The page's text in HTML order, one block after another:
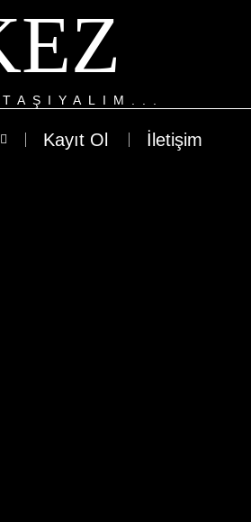
Kayıt Ol İletişim